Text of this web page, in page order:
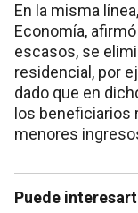
En la misma
Economía,
escasos, se
residencial, por
dado que en
los beneficiarios
menores
Puede